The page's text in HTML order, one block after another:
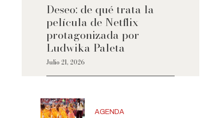
Deseo: de qué trata la
película de Netflix
protagonizada por
Ludwika Paleta
Julio 21, 2026
AGENDA